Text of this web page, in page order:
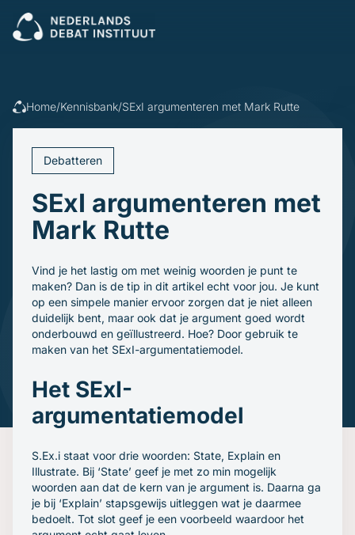
Open cursus
Incompany
Politiek
Dagvoorzitters
Debatleiders
Dagvoorzitters
Voor wie
Overheid
Bedrijfsleven
Politiek en gemeenten
Brancheverenigingen
Ondernemingsraden
Kennisbank
Blogs en video's
Downloads
Ons verhaal
Ons team
Inschrijven
Contact
Home/Kennisbank/SExI argumenteren met Mark Rutte
Debatteren
SExI argumenteren met
Mark Rutte
Vind je het lastig om met weinig woorden je punt te
maken? Dan is de tip in dit artikel echt voor jou. Je kunt
op een simpele manier ervoor zorgen dat je niet alleen
duidelijk bent, maar ook dat je argument goed wordt
onderbouwd en geïllustreerd. Hoe? Door gebruik te
maken van het SExI-argumentatiemodel.
Het SExI-
argumentatiemodel
S.Ex.i staat voor drie woorden: State, Explain en
Illustrate. Bij ‘State’ geef je met zo min mogelijk
woorden aan dat de kern van je argument is. Daarna ga
je bij ‘Explain’ stapsgewijs uitleggen wat je daarmee
bedoelt. Tot slot geef je een voorbeeld waardoor het